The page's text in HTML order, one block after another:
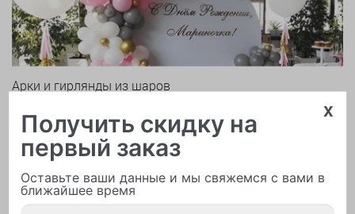
Арки и гирлянды из шаров
x
Получить скидку на
первый заказ
Оставьте ваши данные и мы свяжемся с вами в
ближайшее время